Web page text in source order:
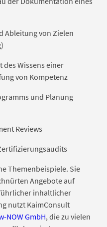
Ableitung von Zielen
des Wissens einer
von Kompetenz
und Planung
Reviews
Themenbeispiele. Sie
Angebote auf
inhaltlicher
nutzt KaimConsult
NOW GmbH, die zu vielen